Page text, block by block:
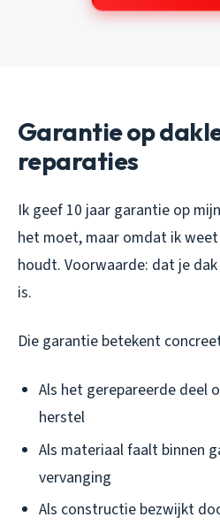
Garantie op
reparaties
Ik geef 10 jaar garantie op
het moet, maar omdat ik
houdt. Voorwaarde: dat je
is.
Die garantie betekent
Als het gerepareerde deel
herstel
Als materiaal faalt binnen
vervanging
Als constructie bezwijkt